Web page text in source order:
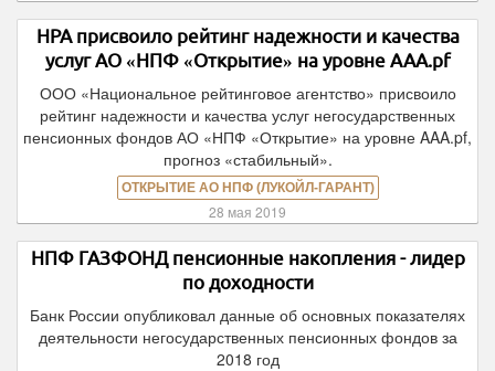
НРА присвоило рейтинг надежности и качества
услуг АО «НПФ «Открытие» на уровне ААA.pf
ООО «Национальное рейтинговое агентство» присвоило
рейтинг надежности и качества услуг негосударственных
пенсионных фондов АО «НПФ «Открытие» на уровне AAA.pf,
прогноз «стабильный».
ОТКРЫТИЕ АО НПФ (ЛУКОЙЛ-ГАРАНТ)
28 мая 2019
НПФ ГАЗФОНД пенсионные накопления - лидер
по доходности
Банк России опубликовал данные об основных показателях
деятельности негосударственных пенсионных фондов за
2018 год